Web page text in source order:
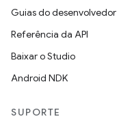
Guias do desenvolvedor
Referência da API
Baixar o Studio
Android NDK
SUPORTE